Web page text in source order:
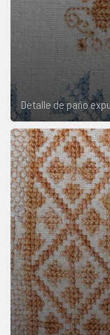
Detalle de paño